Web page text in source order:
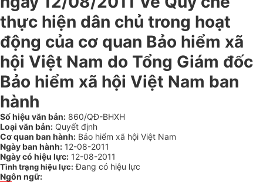
thực hiện dân chủ trong hoạt
động của cơ quan Bảo hiểm xã
hội Việt Nam do Tổng Giám đốc
Bảo hiểm xã hội Việt Nam ban
hành
Số hiệu văn bản: 860/QĐ-BHXH
Loại văn bản: Quyết định
Cơ quan ban hành: Bảo hiểm xã hội Việt Nam
Ngày ban hành: 12-08-2011
Ngày có hiệu lực: 12-08-2011
Tình trạng hiệu lực: Đang có hiệu lực
Ngôn ngữ: